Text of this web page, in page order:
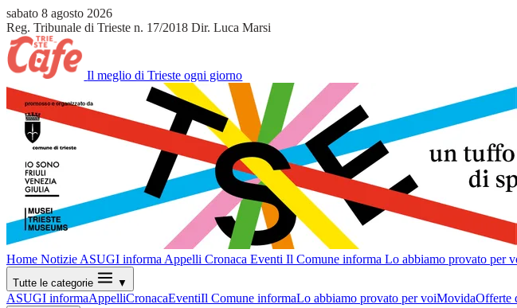
sabato 8 agosto 2026
Reg. Tribunale di Trieste n. 17/2018 Dir. Luca Marsi
Il meglio di Trieste ogni giorno
Home Notizie ASUGI informa Appelli Cronaca Eventi Il Comune informa Lo abbiamo provato per
Tutte le categorie ▼
ASUGI informaAppelliCronacaEventiIl Comune informaLo abbiamo provato per voiMovidaOfferte